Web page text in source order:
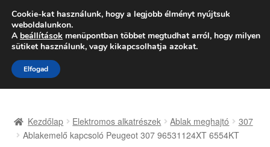
SZÁLLÍTÁS 2618 Ft-tól
Hétfő-Péntek 9:00–16:0006 80 088 054
Ugrás
a
navigációhoz
Kilépés
a
tartalomba
Adatvédelmi irányelvek
Kezdőlap Elektromos alkatrészek Ablak meghajtó
307
Ablakemelő kapcsoló Peugeot 307 96531124XT 6554KT
Cookie-kat használunk, hogy a legjobb élményt nyújtsuk
weboldalunkon.
A beállítások menüpontban többet megtudhat arról, hogy milyen
sütiket használunk, vagy kikapcsolhatja azokat.
Elfogad